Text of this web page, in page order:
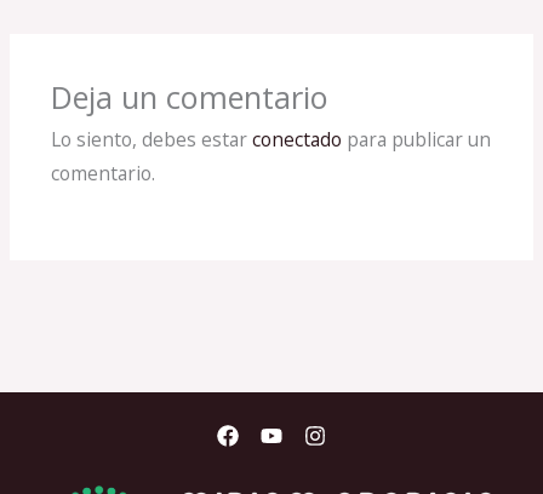
Deja un comentario
Lo siento, debes estarconectado para publicar un
comentario.